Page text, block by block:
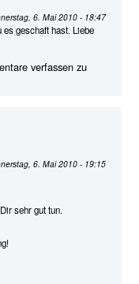
6. Mai 2010 - 18:47
geschaft hast. Liebe
verfassen zu
6. Mai 2010 - 19:15
sehr gut tun.